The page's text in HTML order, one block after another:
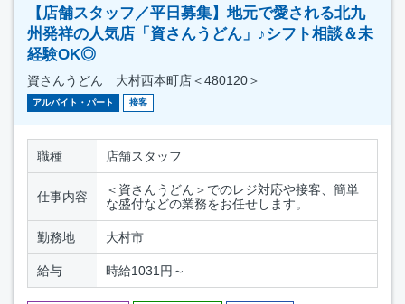
【店舗スタッフ／平日募集】地元で愛される北九
州発祥の人気店「資さんうどん」♪シフト相談＆未
経験OK◎
資さんうどん 大村西本町店＜480120＞
アルバイト・パート 接客
職種 店舗スタッフ
仕事内容
＜資さんうどん＞でのレジ対応や接客、簡単
な盛付などの業務をお任せします。
勤務地 大村市
給与 時給1031円～